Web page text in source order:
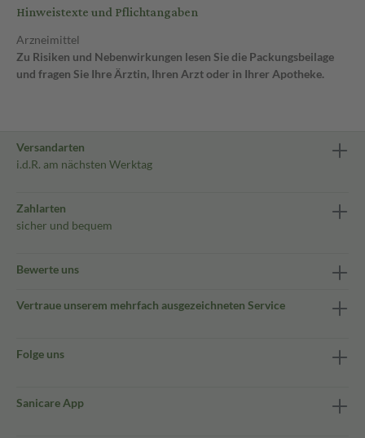
Hinweistexte und Pflichtangaben
Arzneimittel
Zu Risiken und Nebenwirkungen lesen Sie die Packungsbeilage
und fragen Sie Ihre Ärztin, Ihren Arzt oder in Ihrer Apotheke.
Versandarten
i.d.R. am nächsten Werktag
Zahlarten
sicher und bequem
Bewerte uns
Vertraue unserem mehrfach ausgezeichneten Service
Folge uns
Sanicare App